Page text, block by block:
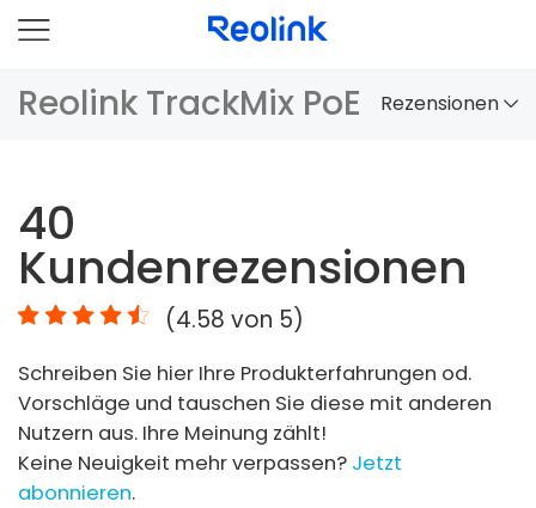
Reolink TrackMix PoE Rezensionen
Vergleich
Zubehör
Video
Specs
FAQs
40
Kundenrezensionen
(4.58 von 5)
Schreiben Sie hier Ihre Produkterfahrungen od.
Vorschläge und tauschen Sie diese mit anderen
Nutzern aus. Ihre Meinung zählt!
Keine Neuigkeit mehr verpassen? Jetzt
abonnieren.